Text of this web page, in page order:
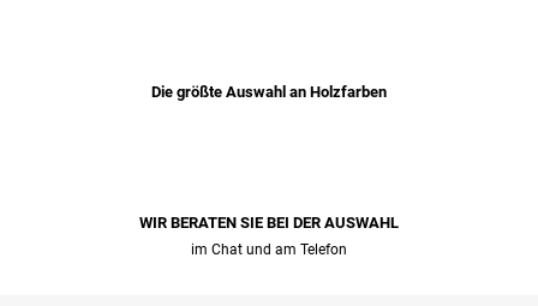
Die größte Auswahl an Holzfarben
WIR BERATEN SIE BEI ​​DER AUSWAHL
im Chat und am Telefon